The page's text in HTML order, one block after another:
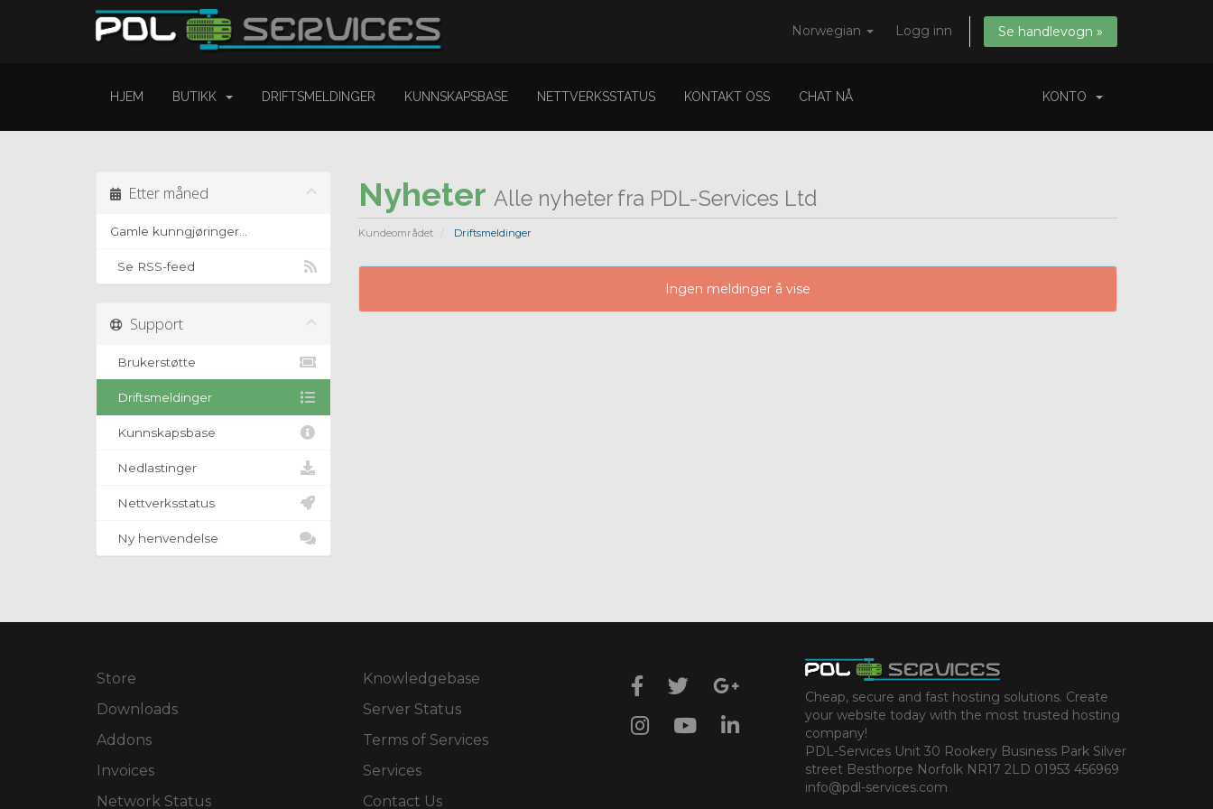
Norwegian Logg inn Se handlevogn »
HJEM BUTIKK DRIFTSMELDINGER KUNNSKAPSBASE NETTVERKSSTATUS KONTAKT OSS CHAT NÅ KONTO
Nyheter Alle nyheter fra PDL-Services Ltd
Kundeområdet Driftsmeldinger
Etter måned
Gamle kunngjøringer...
Se RSS-feed
Ingen meldinger å vise
Support
Brukerstøtte
Driftsmeldinger
Kunnskapsbase
Nedlastinger
Nettverksstatus
Ny henvendelse
Store
Downloads
Addons
Invoices
Network Status
Knowledgebase
Server Status
Terms of Services
Services
Contact Us
Cheap, secure and fast hosting solutions. Create
your website today with the most trusted hosting
company!
PDL-Services Unit 30 Rookery Business Park Silver
street Besthorpe Norfolk NR17 2LD 01953 456969
info@pdl-services.com